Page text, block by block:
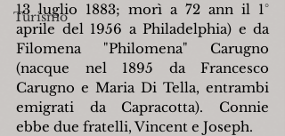
Turismo
13 luglio 1883; morì a 72 ann il 1°
aprile del 1956 a Philadelphia) e da
Filomena "Philomena" Carugno
(nacque nel 1895 da Francesco
Carugno e Maria Di Tella, entrambi
emigrati da Capracotta). Connie
ebbe due fratelli, Vincent e Joseph.